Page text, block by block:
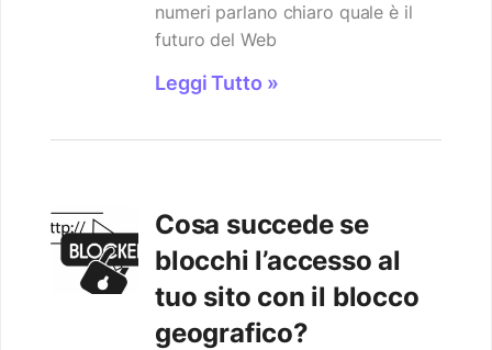
numeri parlano chiaro quale è il
futuro del Web
Leggi Tutto »
Cosa succede se
blocchi l’accesso al
tuo sito con il blocco
geografico?